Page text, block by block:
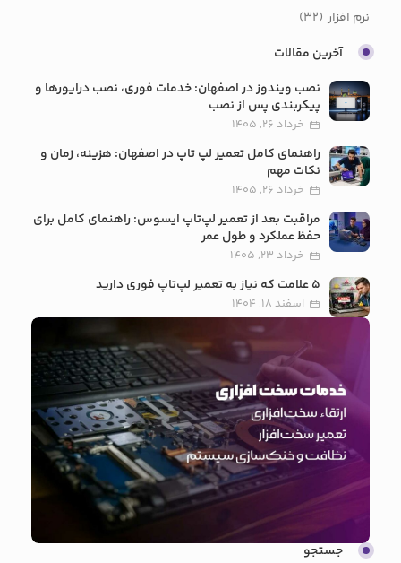
نرم افزار (32)
آخرین مقالات
نصب ویندوز در اصفهان: خدمات فوری، نصب درایورها و
پیکربندی پس از نصب
خرداد 26, 1405
راهنمای کامل تعمیر لپ تاپ در اصفهان: هزینه، زمان و
نکات مهم
خرداد 26, 1405
مراقبت بعد از تعمیر لپ‌تاپ ایسوس: راهنمای کامل برای
حفظ عملکرد و طول عمر
خرداد 23, 1405
5 علامت که نیاز به تعمیر لپ‌تاپ فوری دارید
اسفند 18, 1404
جستجو